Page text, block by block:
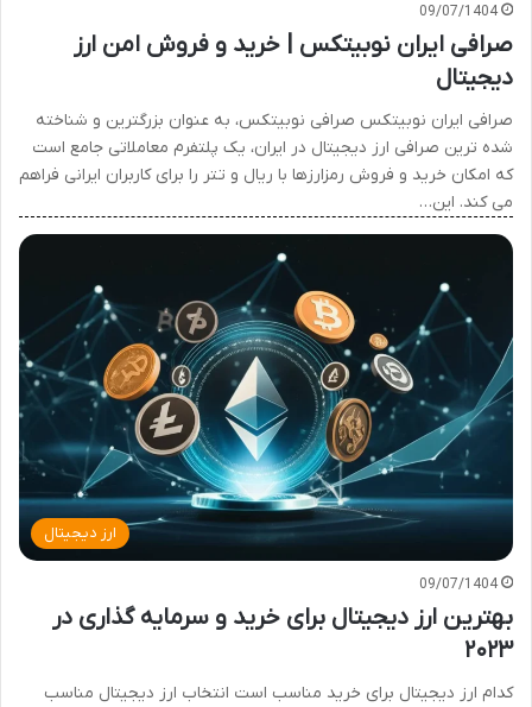
09/07/1404
صرافی ایران نوبیتکس | خرید و فروش امن ارز
دیجیتال
صرافی ایران نوبیتکس صرافی نوبیتکس، به عنوان بزرگترین و شناخته
شده ترین صرافی ارز دیجیتال در ایران، یک پلتفرم معاملاتی جامع است
که امکان خرید و فروش رمزارزها با ریال و تتر را برای کاربران ایرانی فراهم
می کند. این…
ارز دیجیتال
09/07/1404
بهترین ارز دیجیتال برای خرید و سرمایه گذاری در
۲۰۲۳
کدام ارز دیجیتال برای خرید مناسب است انتخاب ارز دیجیتال مناسب